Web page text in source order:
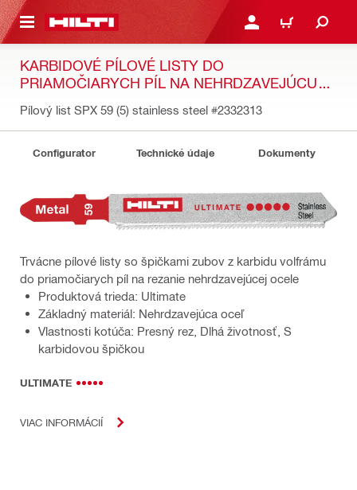
HLAVNÝ OBSAH PRIHLÁSIŤ ALEBO
KOŠÍK
KARBIDOVÉ PÍLOVÉ LISTY DO
PRIAMOČIARYCH PÍL NA NEHRDZAVEJÚCU
Pílový list SPX 59 (5) stainless steel #2332313
Configurator Technické údaje Dokumenty
Trvácne pílové listy so špičkami zubov z karbidu volfrámu
do priamočiarych píl na rezanie nehrdzavejúcej ocele
Produktová trieda: Ultimate
Základný materiál: Nehrdzavejúca oceľ
Vlastnosti kotúča: Presný rez, Dlhá životnosť, S
karbidovou špičkou
ULTIMATE
VIAC INFORMÁCIÍ